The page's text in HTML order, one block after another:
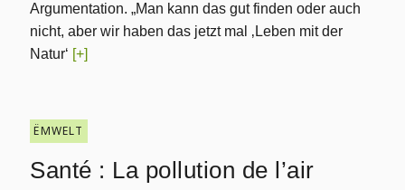
Argumentation. „Man kann das gut finden oder auch
nicht, aber wir haben das jetzt mal ‚Leben mit der
Natur‘ [+]
ËMWELT
Santé : La pollution de l’air